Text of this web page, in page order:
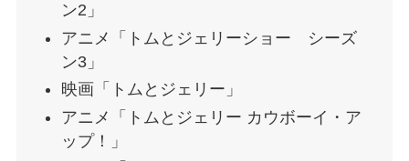
ン2」
アニメ「トムとジェリーショー シーズ
ン3」
映画「トムとジェリー」
アニメ「トムとジェリー カウボーイ・ア
ップ！」